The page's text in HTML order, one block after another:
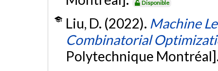
Disponible
Liu, D. (2022). Machine
Combinatorial
Polytechnique